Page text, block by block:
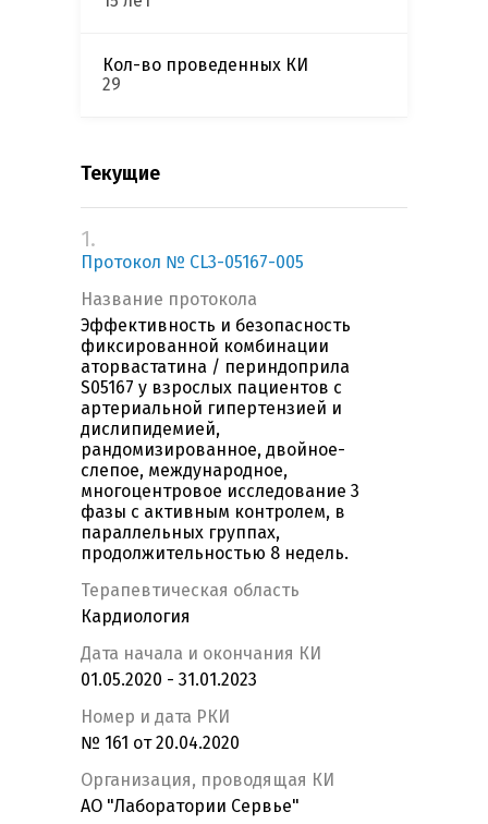
Кол-во проведенных КИ
29
Текущие
1.
Протокол № CL3-05167-005
Название протокола
Эффективность и безопасность
фиксированной комбинации
аторвастатина / периндоприла
S05167 у взрослых пациентов с
артериальной гипертензией и
дислипидемией,
рандомизированное, двойное-
слепое, международное,
многоцентровое исследование 3
фазы с активным контролем, в
параллельных группах,
продолжительностью 8 недель.
Терапевтическая область
Кардиология
Дата начала и окончания КИ
01.05.2020 - 31.01.2023
Номер и дата РКИ
№ 161 от 20.04.2020
Организация, проводящая КИ
АО "Лаборатории Сервье"